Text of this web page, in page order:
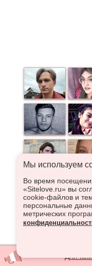
Мы используем
Во время
«Sitelove.ru» вы
cookie-файлов и
персональные
метрических
Для